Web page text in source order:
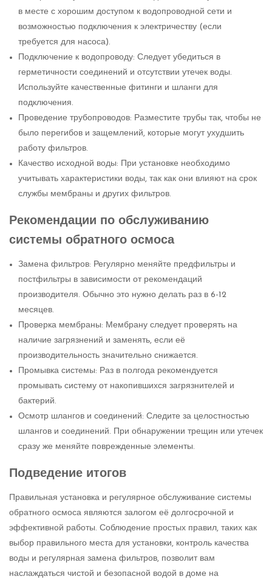
в месте с хорошим доступом к водопроводной сети и
возможностью подключения к электричеству (если
требуется для насоса).
Подключение к водопроводу: Следует убедиться в
герметичности соединений и отсутствии утечек воды.
Используйте качественные фитинги и шланги для
подключения.
Проведение трубопроводов: Разместите трубы так, чтобы не
было перегибов и защемлений, которые могут ухудшить
работу фильтров.
Качество исходной воды: При установке необходимо
учитывать характеристики воды, так как они влияют на срок
службы мембраны и других фильтров.
Рекомендации по обслуживанию
системы обратного осмоса
Замена фильтров: Регулярно меняйте предфильтры и
постфильтры в зависимости от рекомендаций
производителя. Обычно это нужно делать раз в 6-12
месяцев.
Проверка мембраны: Мембрану следует проверять на
наличие загрязнений и заменять, если её
производительность значительно снижается.
Промывка системы: Раз в полгода рекомендуется
промывать систему от накопившихся загрязнителей и
бактерий.
Осмотр шлангов и соединений: Следите за целостностью
шлангов и соединений. При обнаружении трещин или утечек
сразу же меняйте поврежденные элементы.
Подведение итогов
Правильная установка и регулярное обслуживание системы
обратного осмоса являются залогом её долгосрочной и
эффективной работы. Соблюдение простых правил, таких как
выбор правильного места для установки, контроль качества
воды и регулярная замена фильтров, позволит вам
наслаждаться чистой и безопасной водой в доме на